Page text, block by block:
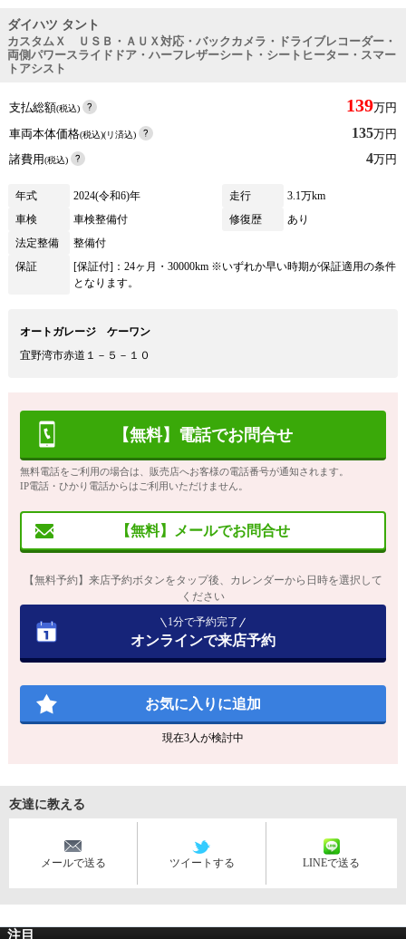
ダイハツ タント
カスタムＸ ＵＳＢ・ＡＵＸ対応・バックカメラ・ドライブレコーダー・
両側パワースライドドア・ハーフレザーシート・シートヒーター・スマー
トアシスト
支払総額(税込) 139万円
車両本体価格(税込)(リ済込) 135万円
諸費用(税込) 4万円
年式 2024(令和6)年 走行
3.1万km
車検
車検整備付 修復歴
あり
法定整備
整備付
保証
[保証付]：24ヶ月・30000km ※いずれか早い時期が保証適用の条件
となります。
オートガレージ ケーワン
宜野湾市赤道１－５－１０
【無料】電話でお問合せ
無料電話をご利用の場合は、販売店へお客様の電話番号が通知されます。
IP電話・ひかり電話からはご利用いただけません。
【無料】メールでお問合せ
【無料予約】来店予約ボタンをタップ後、カレンダーから日時を選択して
ください
1分で予約完了
オンラインで来店予約
お気に入りに追加
現在3人が検討中
友達に教える
メールで送る ツイートする LINEで送る
注目